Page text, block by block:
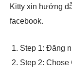
Kitty xin hướng
facebook.
Step 1: Đăng
Step 2: Chose